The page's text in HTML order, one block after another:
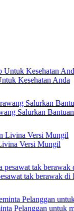
Kesehatan Anda
Salurkan
Versi Mungil
tak berawak
Pelanggan untuk